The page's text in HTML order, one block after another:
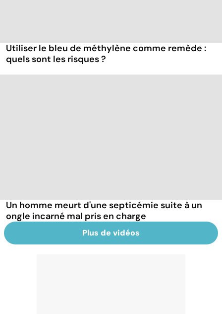
Utiliser le bleu de méthylène comme remède :
quels sont les risques ?
Un homme meurt d'une septicémie suite à un
ongle incarné mal pris en charge
Plus de vidéos